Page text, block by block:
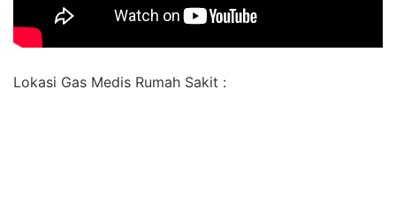
Lokasi Gas Medis Rumah Sakit :